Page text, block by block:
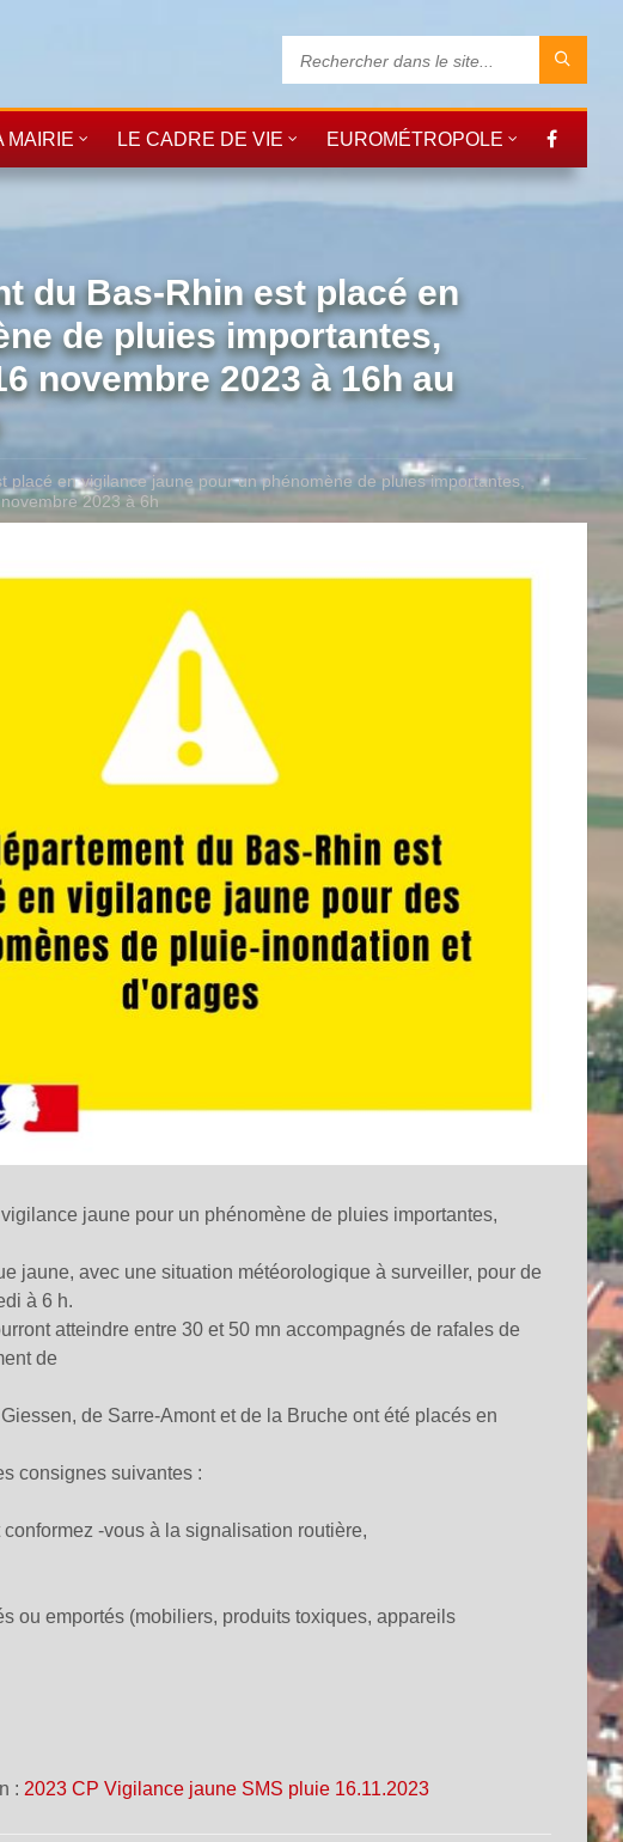
MAIRIE LE CADRE DE VIE EUROMÉTROPOLE
du Bas-Rhin est placé en
de pluies importantes,
novembre 2023 à 16h au
en vigilance jaune pour un phénomène de pluies importantes,
2023 à 6h
jaune pour un phénomène de pluies importantes,
jaune, avec une situation météorologique à surveiller, pour de
à 6 h.
atteindre entre 30 et 50 mn accompagnés de rafales de
de
de Sarre-Amont et de la Bruche ont été placés en
consignes suivantes :
-vous à la signalisation routière,
ou emportés (mobiliers, produits toxiques, appareils
: 2023 CP Vigilance jaune SMS pluie 16.11.2023